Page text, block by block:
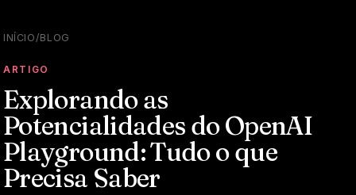
INÍCIO/BLOG
ARTIGO
Explorando as
Potencialidades do OpenAI
Playground: Tudo o que
Precisa Saber